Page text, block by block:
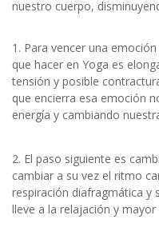
nuestro cuerpo,
Para vencer una
que hacer en Yoga es
tensión y posible
que encierra esa emoción
energía y cambiando
El paso siguiente es
cambiar a su vez el ritmo
respiración diafragmática y
lleve a la relajación y